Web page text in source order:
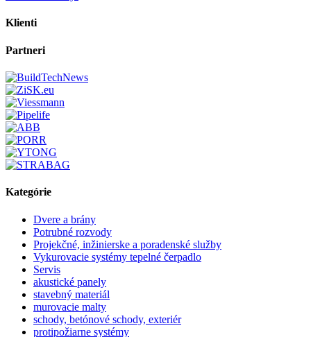
Klienti
Partneri
Kategórie
Dvere a brány
Potrubné rozvody
Projekčné, inžinierske a poradenské služby
Vykurovacie systémy tepelné čerpadlo
Servis
akustické panely
stavebný materiál
murovacie malty
schody, betónové schody, exteriér
protipožiarne systémy